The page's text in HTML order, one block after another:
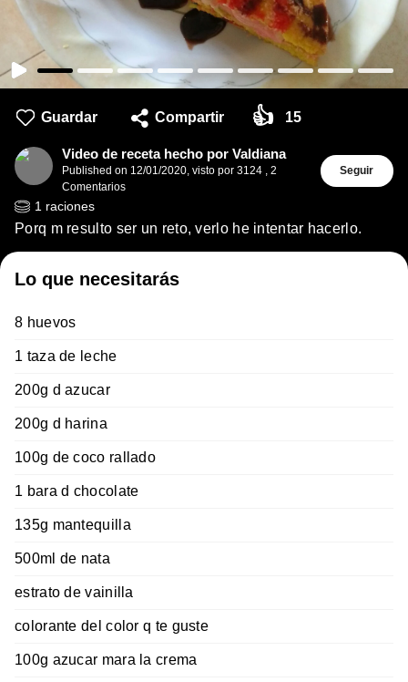
Guardar Compartir 👍 15
Video de receta hecho por Valdiana
Published on 12/01/2020, visto por 3124 , 2
Comentarios
Seguir
1 raciones
Porq m resulto ser un reto, verlo he intentar hacerlo.
Lo que necesitarás
8 huevos
1 taza de leche
200g d azucar
200g d harina
100g de coco rallado
1 bara d chocolate
135g mantequilla
500ml de nata
estrato de vainilla
colorante del color q te guste
100g azucar mara la crema